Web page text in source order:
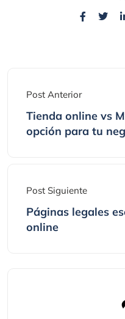
Post Anterior
Tienda online vs
opción para tu
Post Siguiente
Páginas legales
online